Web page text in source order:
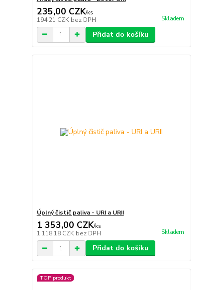
235,00 CZK/ks
194,21 CZK bez DPH Skladem
Přidat do košíku
Úplný čistič paliva - URI a URII
1 353,00 CZK/ks
1 118,18 CZK bez DPH Skladem
Přidat do košíku
TOP produkt